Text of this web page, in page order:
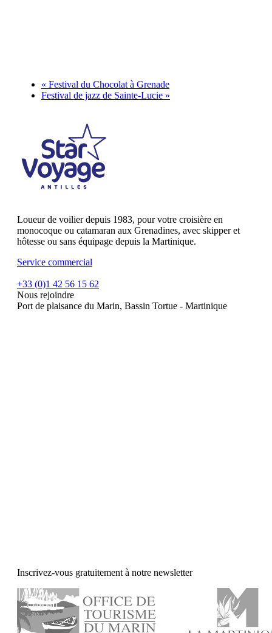
« Festival du Chocolat à Grenade
Festival de jazz de Sainte-Lucie »
Loueur de voilier depuis 1983, pour votre croisière en
monocoque ou catamaran aux Grenadines, avec skipper et
hôtesse ou sans équipage depuis la Martinique.
Service commercial
+33 (0)1 42 56 15 62
Nous rejoindre
Port de plaisance du Marin, Bassin Tortue - Martinique
Inscrivez-vous gratuitement à notre newsletter